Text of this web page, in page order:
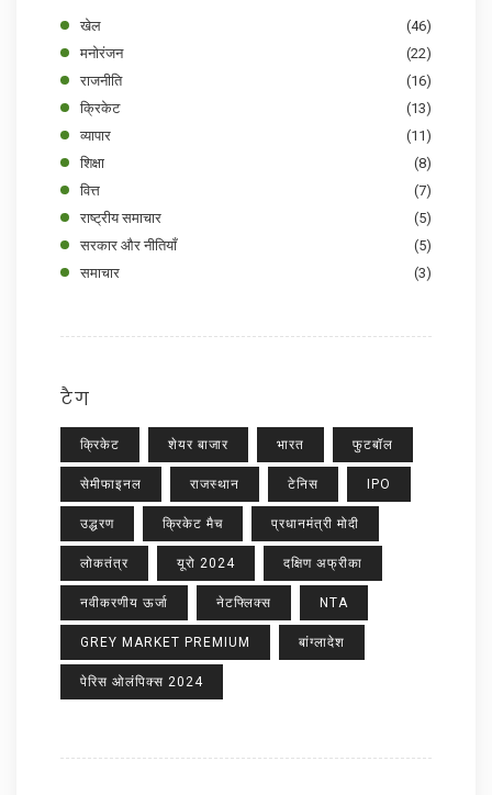
खेल
(46)
मनोरंजन
(22)
राजनीति
(16)
क्रिकेट
(13)
व्यापार
(11)
शिक्षा
(8)
वित्त
(7)
राष्ट्रीय समाचार
(5)
सरकार और नीतियाँ
(5)
समाचार
(3)
टैग
क्रिकेट शेयर बाजार भारत फुटबॉल
सेमीफाइनल राजस्थान टेनिस IPO
उद्धरण क्रिकेट मैच प्रधानमंत्री मोदी
लोकतंत्र यूरो 2024 दक्षिण अफ्रीका
नवीकरणीय ऊर्जा नेटफ्लिक्स NTA
GREY MARKET PREMIUM बांग्लादेश
पेरिस ओलंपिक्स 2024